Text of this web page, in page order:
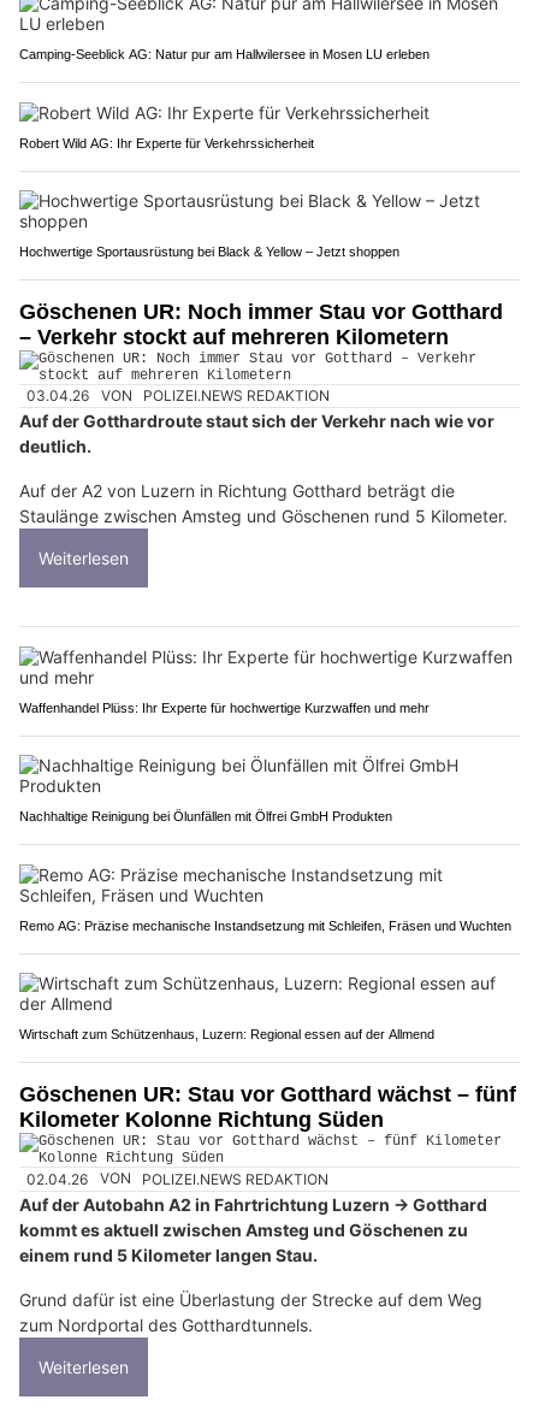
Camping-Seeblick AG: Natur pur am Hallwilersee in Mosen LU erleben
Robert Wild AG: Ihr Experte für Verkehrssicherheit
Hochwertige Sportausrüstung bei Black & Yellow – Jetzt shoppen
Göschenen UR: Noch immer Stau vor Gotthard
– Verkehr stockt auf mehreren Kilometern
03.04.26 VON POLIZEI.NEWS REDAKTION
Auf der Gotthardroute staut sich der Verkehr nach wie vor
deutlich.
Auf der A2 von Luzern in Richtung Gotthard beträgt die
Staulänge zwischen Amsteg und Göschenen rund 5 Kilometer.
Weiterlesen
Waffenhandel Plüss: Ihr Experte für hochwertige Kurzwaffen und mehr
Nachhaltige Reinigung bei Ölunfällen mit Ölfrei GmbH Produkten
Remo AG: Präzise mechanische Instandsetzung mit Schleifen, Fräsen und Wuchten
Wirtschaft zum Schützenhaus, Luzern: Regional essen auf der Allmend
Göschenen UR: Stau vor Gotthard wächst – fünf
Kilometer Kolonne Richtung Süden
02.04.26 VON POLIZEI.NEWS REDAKTION
Auf der Autobahn A2 in Fahrtrichtung Luzern → Gotthard
kommt es aktuell zwischen Amsteg und Göschenen zu
einem rund 5 Kilometer langen Stau.
Grund dafür ist eine Überlastung der Strecke auf dem Weg
zum Nordportal des Gotthardtunnels.
Weiterlesen